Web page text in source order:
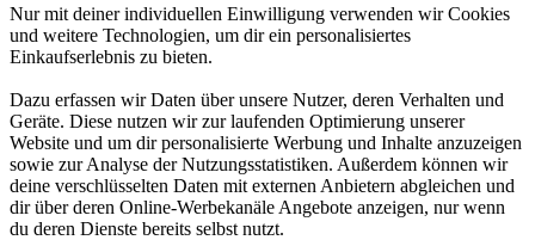
Nur mit deiner individuellen Einwilligung verwenden wir Cookies
und weitere Technologien, um dir ein personalisiertes
Einkaufserlebnis zu bieten.
Dazu erfassen wir Daten über unsere Nutzer, deren Verhalten und
Geräte. Diese nutzen wir zur laufenden Optimierung unserer
Website und um dir personalisierte Werbung und Inhalte anzuzeigen
sowie zur Analyse der Nutzungsstatistiken. Außerdem können wir
deine verschlüsselten Daten mit externen Anbietern abgleichen und
dir über deren Online-Werbekanäle Angebote anzeigen, nur wenn
du deren Dienste bereits selbst nutzt.